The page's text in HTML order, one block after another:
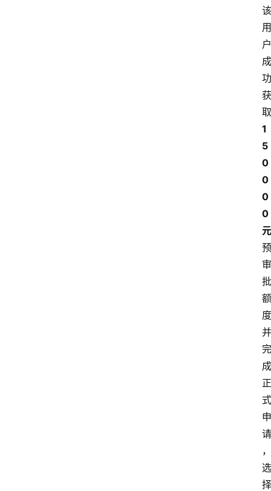
该
用
户
成
功
获
取
1
5
0
0
0
0
元
预
审
批
额
度
并
完
成
正
式
申
请
，
选
择